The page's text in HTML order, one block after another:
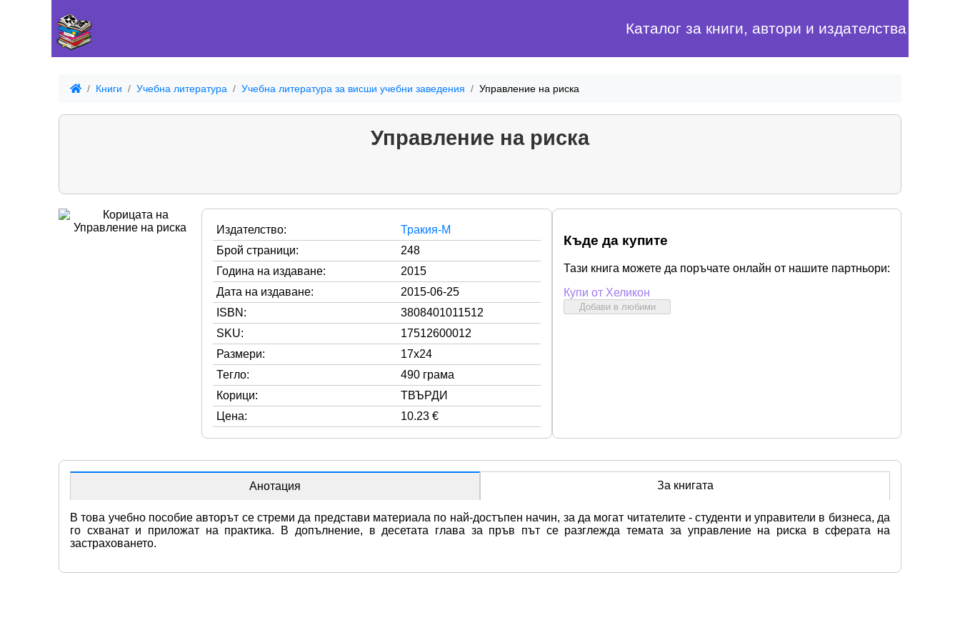
Каталог за книги, автори и издателства
Книги Учебна литература Учебна литература за висши учебни заведения Управление на риска
Управление на риска
Издателство:
Тракия-М
Брой страници:
248
Година на издаване:
2015
Дата на издаване:
2015-06-25
ISBN:
3808401011512
SKU:
17512600012
Размери:
17x24
Тегло:
490 грама
Корици:
ТВЪРДИ
Цена:
10.23 €
Къде да купите
Тази книга можете да поръчате онлайн от нашите партньори:
Купи от Хеликон
Добави в любими
Анотация За книгата
В това учебно пособие авторът се стреми да представи материала по най-достъпен начин, за да могат читателите - студенти и управители в бизнеса, да
го схванат и приложат на практика. В допълнение, в десетата глава за пръв път се разглежда темата за управление на риска в сферата на
застраховането.